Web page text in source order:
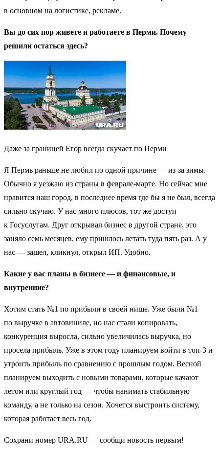
в основном на логистике, рекламе.
Вы до сих пор живете и работаете в Перми. Почему
решили остаться здесь?
Даже за границей Егор всегда скучает по Перми
Я Пермь раньше не любил по одной причине — из-за зимы.
Обычно я уезжаю из страны в феврале-марте. Но сейчас мне
нравится наш город, в последнее время где бы я не был, всегда
сильно скучаю. У нас много плюсов, тот же доступ
к Госуслугам. Друг открывал бизнес в другой стране, это
заняло семь месяцев, ему пришлось летать туда пять раз. А у
нас — зашел, кликнул, открыл ИП. Удобно.
Какие у вас планы в бизнесе — и финансовые, и
внутренние?
Хотим стать №1 по прибыли в своей нише. Уже были №1
по выручке в автовиниле, но нас стали копировать,
конкуренция выросла, сильно увеличилась выручка, но
просела прибыль. Уже в этом году планируем войти в топ-3 и
утроить прибыль по сравнению с прошлым годом. Весной
планируем выходить с новыми товарами, которые качают
летом или круглый год — чтобы нанимать стабильную
команду, а не только на сезон. Хочется выстроить систему,
которая работает весь год.
Сохрани номер URA.RU — сообщи новость первым!